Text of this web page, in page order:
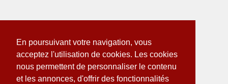
En poursuivant votre navigation, vous
acceptez l'utilisation de cookies. Les cookies
nous permettent de personnaliser le contenu
et les annonces, d'offrir des fonctionnalités